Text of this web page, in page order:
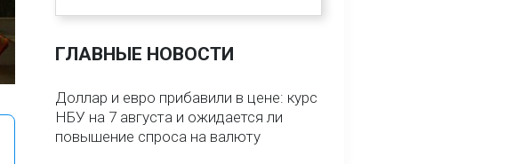
ГЛАВНЫЕ НОВОСТИ
Доллар и евро прибавили в цене: курс
НБУ на 7 августа и ожидается ли
повышение спроса на валюту